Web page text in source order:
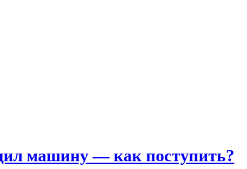
машину — как поступить?